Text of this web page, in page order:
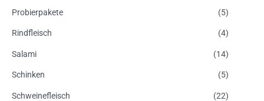
Probierpakete (5)
Rindfleisch (4)
Salami (14)
Schinken (5)
Schweinefleisch (22)